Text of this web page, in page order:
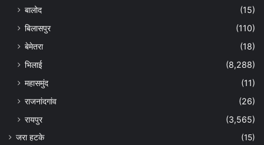
बालोद
(15)
बिलासपुर
(110)
बेमेतरा
(18)
भिलाई
(8,288)
महासमुंद
(11)
राजनांदगांव
(26)
रायपुर
(3,565)
जरा हटके
(15)